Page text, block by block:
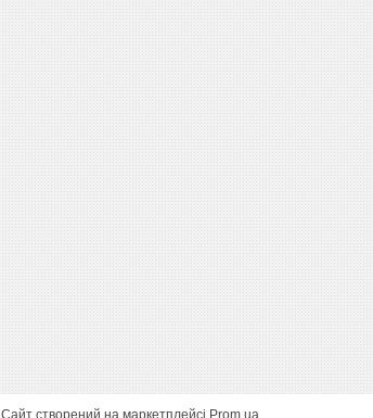
Сайт створений на маркетплейсі Prom.ua